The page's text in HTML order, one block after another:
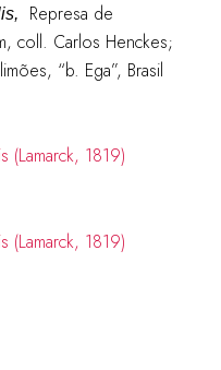
Represa de
coll. Carlos Henckes;
“b. Ega”, Brasil